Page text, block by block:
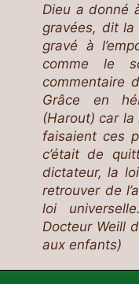
Dieu a donné
gravées, dit
gravé à
comme le
commentaire
Grâce en
(Harout) car la
faisaient ces
c’était de
dictateur, la
retrouver de
loi
Docteur Weill
aux enfants)